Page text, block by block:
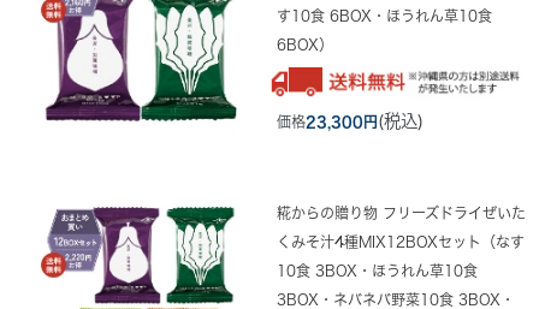
す10食 6BOX・ほうれん草10食
6BOX）
価格23,300円 (税込)
糀からの贈り物 フリーズドライぜいた
くみそ汁4種MIX12BOXセット（なす
10食 3BOX・ほうれん草10食
3BOX・ネバネバ野菜10食 3BOX・